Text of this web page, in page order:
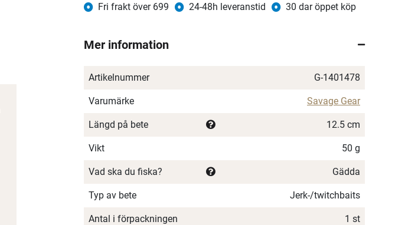
Fri frakt över 699 24-48h leveranstid 30 dar öppet köp
Mer information
Artikelnummer G-1401478
Varumärke Savage Gear
Längd på bete 12.5 cm
Vikt 50 g
Vad ska du fiska? Gädda
Typ av bete Jerk-/twitchbaits
Antal i förpackningen 1 st